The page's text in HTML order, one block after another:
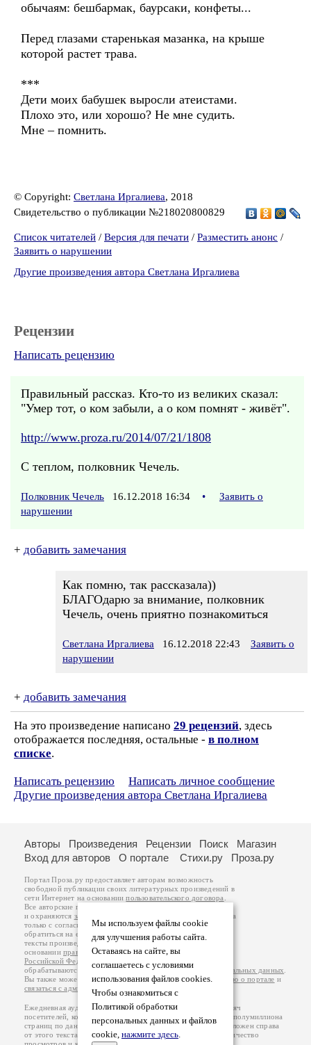
обычаям: бешбармак, баурсаки, конфеты...
Перед глазами старенькая мазанка, на крыше
которой растет трава.
***
Дети моих бабушек выросли атеистами.
Плохо это, или хорошо? Не мне судить.
Мне – помнить.
© Copyright: Светлана Иргалиева, 2018
Свидетельство о публикации №218020800829
Список читателей / Версия для печати / Разместить анонс /
Заявить о нарушении
Другие произведения автора Светлана Иргалиева
Рецензии
Написать рецензию
Правильный рассказ. Кто-то из великих сказал:
"Умер тот, о ком забыли, а о ком помнят - живёт".
http://www.proza.ru/2014/07/21/1808
С теплом, полковник Чечель.
Полковник Чечель 16.12.2018 16:34 •
Заявить о
нарушении
+ добавить замечания
Как помню, так рассказала))
БЛАГОдарю за внимание, полковник
Чечель, очень приятно познакомиться
Светлана Иргалиева 16.12.2018 22:43
Заявить о
нарушении
+ добавить замечания
На это произведение написано 29 рецензий, здесь
отображается последняя, остальные - в полном
списке.
Написать рецензию
Написать личное сообщение
Другие произведения автора Светлана Иргалиева
Мы используем файлы cookie
для улучшения работы сайта.
Оставаясь на сайте, вы
соглашаетесь с условиями
использования файлов cookies.
Чтобы ознакомиться с
Политикой обработки
персональных данных и файлов
cookie, нажмите здесь.
Авторы Произведения Рецензии Поиск
Магазин
Вход для авторов
О портале Стихи.ру Проза.ру
Портал Проза.ру предоставляет авторам возможность
свободной публикации своих литературных произведений в
сети Интернет на основаниипользовательского договора
Все авторские права на произведения принадлежат авторам
и охраняются законом
. Перепечатка произведений возможна
только с согласия его автора, к которому вы можете
обратиться на его авторской странице. Ответственность за
тексты произведений авторы несут самостоятельно на
основанииправил публикацииизаконодательства
Российской Федерации
обрабатываются на основанииПолитики обработки персональных данных
Вы также можете посмотреть более подробнуюинформацию о портале и
связаться с администрацией
Ежедневная аудитория портала Проза.ру – порядка 100 тысяч
посетителей, которые в общей сумме просматривают более полумиллиона
страниц по данным счетчика посещаемости, который расположен справа
от этого текста. В каждой графе указано по две цифры: количество